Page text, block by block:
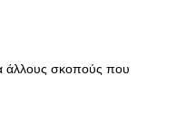
άλλους σκοπούς που